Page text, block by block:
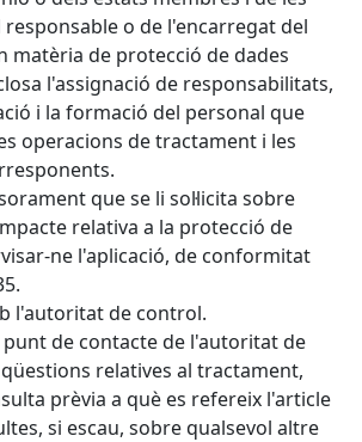
o de l'encarregat del
matèria de protecció de dades
l'assignació de responsabilitats,
i la formació del personal que
operacions de tractament i les
que se li sol·licita sobre
relativa a la protecció de
ne l'aplicació, de conformitat
l'autoritat de control.
de contacte de l'autoritat de
relatives al tractament,
prèvia a què es refereix l'article
si escau, sobre qualsevol altre